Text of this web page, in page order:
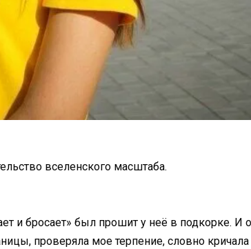
вселенского масштаба.
и бросает» был прошит у неё в подкорке. И
проверяла мое терпение, словно